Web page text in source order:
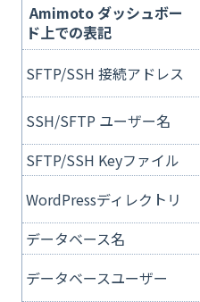
Amimoto ダッシュボー
ド上での表記
SFTP/SSH 接続アドレス
SSH/SFTP ユーザー名
SFTP/SSH Keyファイル
WordPressディレクトリ
データベース名
データベースユーザー